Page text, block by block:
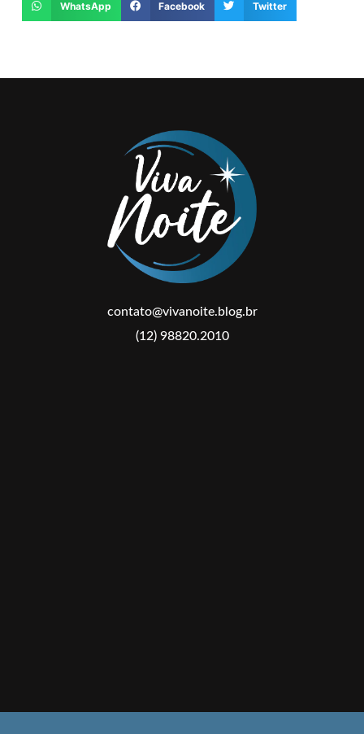
WhatsApp Facebook Twitter
contato@vivanoite.blog.br
(12) 98820.2010